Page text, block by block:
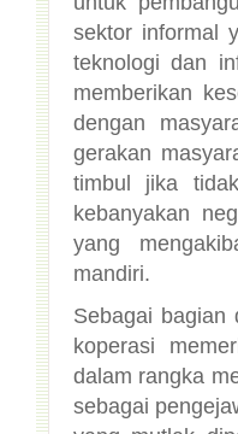
mandiri.
Sebagai bagian